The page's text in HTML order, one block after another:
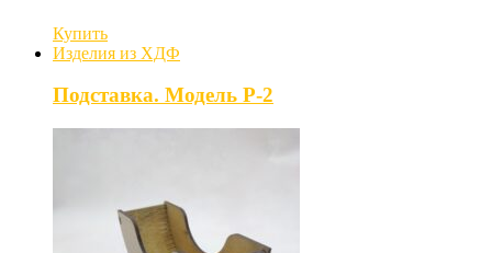
Купить
Изделия из ХДФ
Подставка. Модель P-2